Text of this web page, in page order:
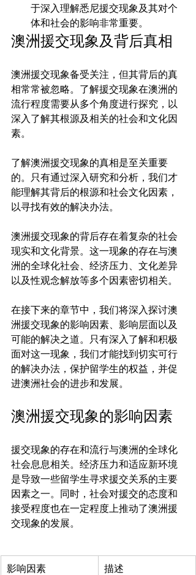
于深入理解悉尼援交现象及其对个
体和社会的影响非常重要。
澳洲援交现象及背后真相
澳洲援交现象备受关注，但其背后的真
相常常被忽略。了解援交现象在澳洲的
流行程度需要从多个角度进行探究，以
深入了解其根源及相关的社会和文化因
了解澳洲援交现象的真相是至关重要
的。只有通过深入研究和分析，我们才
能理解其背后的根源和社会文化因素，
以寻找有效的解决办法。
澳洲援交现象的背后存在着复杂的社会
现实和文化背景。这一现象的存在与澳
洲的全球化社会、经济压力、文化差异
以及性观念解放等多个因素密切相关。
在接下来的章节中，我们将深入探讨澳
洲援交现象的影响因素、影响层面以及
可能的解决之道。只有深入了解和积极
面对这一现象，我们才能找到切实可行
的解决办法，保护留学生的权益，并促
澳洲援交现象的影响因素
援交现象的存在和流行与澳洲的全球化
社会息息相关。经济压力和适应新环境
是导致一些留学生寻求援交关系的主要
因素之一。同时，社会对援交的态度和
接受程度也在一定程度上推动了澳洲援
影响因素 描述